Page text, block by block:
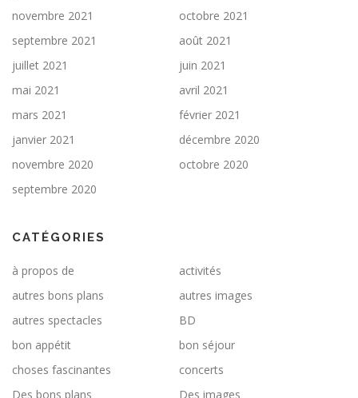
novembre 2021
octobre 2021
septembre 2021
août 2021
juillet 2021
juin 2021
mai 2021
avril 2021
mars 2021
février 2021
janvier 2021
décembre 2020
novembre 2020
octobre 2020
septembre 2020
CATÉGORIES
à propos de
activités
autres bons plans
autres images
autres spectacles
BD
bon appétit
bon séjour
choses fascinantes
concerts
Des bons plans
Des images